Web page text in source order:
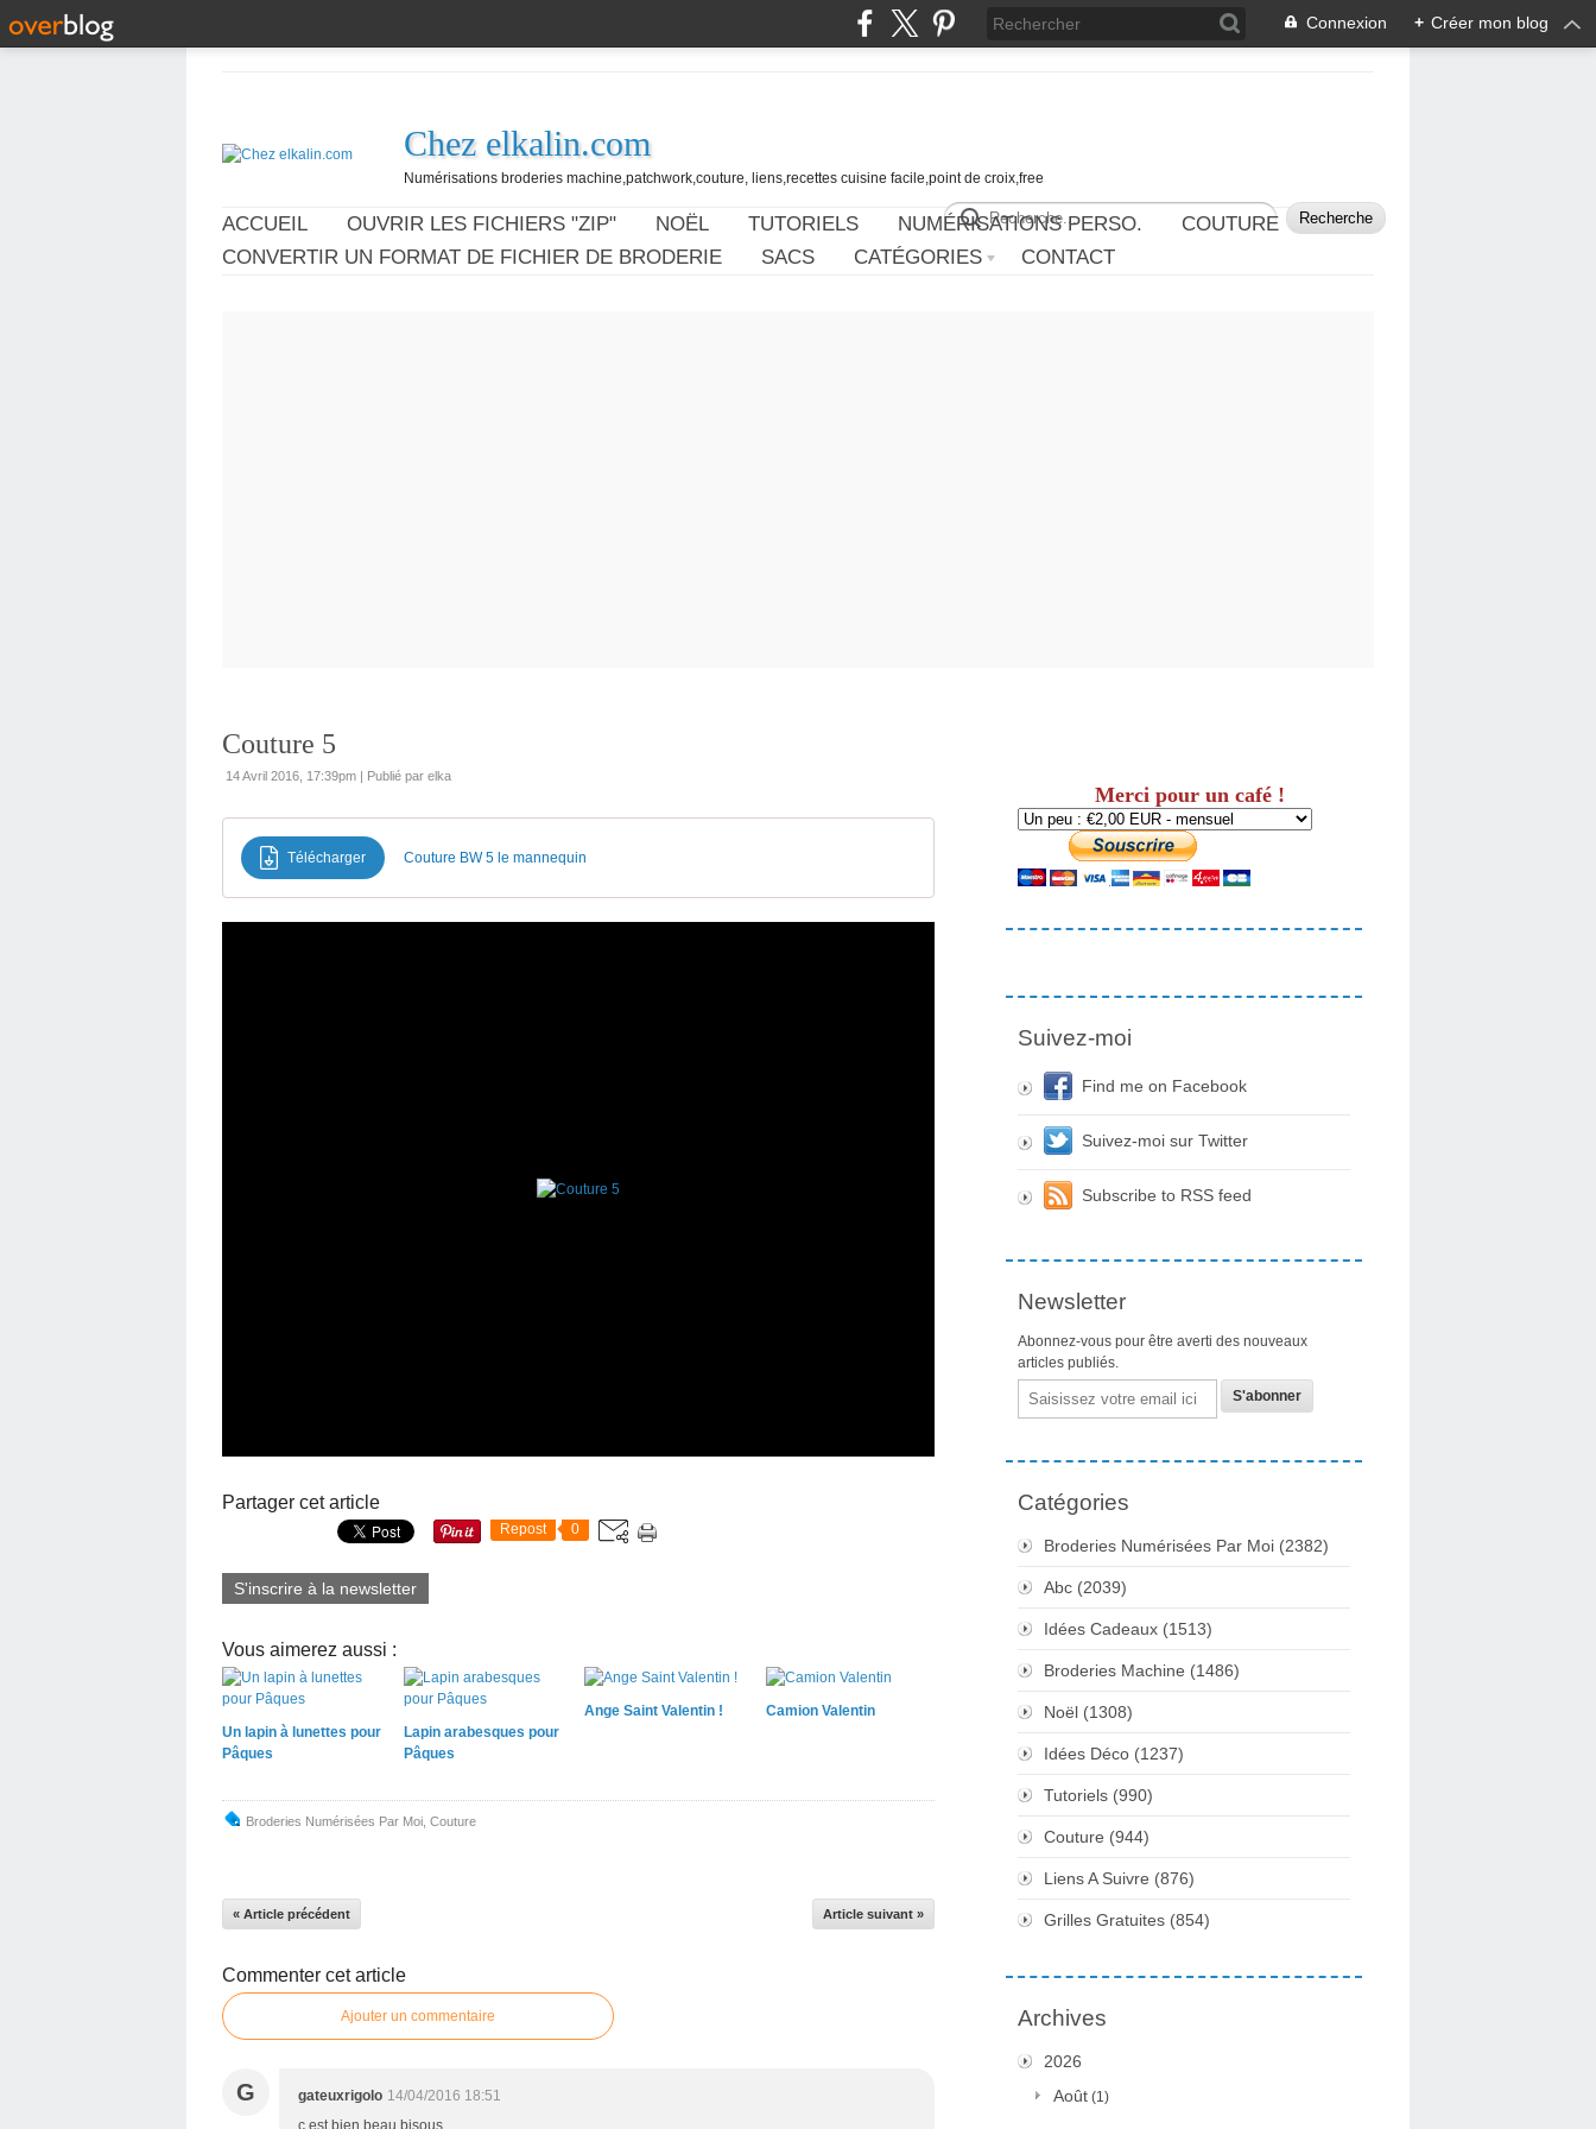
Connexion + Créer mon blog
Chez elkalin.com
Numérisations broderies machine,patchwork,couture, liens,recettes cuisine facile,point de croix,free
ACCUEIL OUVRIR LES FICHIERS "ZIP" NOËL TUTORIELS NUMÉRISATIONS PERSO.
COUTURE
CONVERTIR UN FORMAT DE FICHIER DE BRODERIE
SACS CATÉGORIES CONTACT
Couture 5
14 Avril 2016, 17:39pm | Publié par elka
Télécharger Couture BW 5 le mannequin
Partager cet article
Repost 0
S'inscrire à la newsletter
Vous aimerez aussi :
Un lapin à lunettes pour
Pâques
Lapin arabesques pour
Pâques
Ange Saint Valentin ! Camion Valentin
Broderies Numérisées Par Moi Couture
« Article précédent Article suivant »
Commenter cet article
Ajouter un commentaire
G gateuxrigolo 14/04/2016 18:51
c est bien beau bisous
Merci pour un café !
Suivez-moi
Find me on Facebook
Suivez-moi sur Twitter
Subscribe to RSS feed
Newsletter
Abonnez-vous pour être averti des nouveaux
articles publiés.
Email
Catégories
Broderies Numérisées Par Moi (2382)
Abc (2039)
Idées Cadeaux (1513)
Broderies Machine (1486)
Noël (1308)
Idées Déco (1237)
Tutoriels (990)
Couture (944)
Liens A Suivre (876)
Grilles Gratuites (854)
Archives
2026
Août (1)